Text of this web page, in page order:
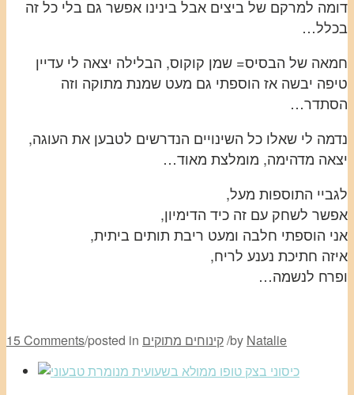
דומה למרקם של ביצים אבל בינינו אפשר גם בלי כל זה
בכלל…
חמאה של הבסיס= שמן קוקוס, הבלילה יצאה לי עדיין
טיפה יבשה אז הוספתי גם מעט שמנת מתוקה וזה
הסתדר…
נדמה לי שאלו כל השינויים הנדרשים לטבען את העוגה,
יצאה מדהימה, מומלצת מאוד…
לגביי התוספות מעל,
אפשר לשחק עם זה כיד הדימיון,
אני הוספתי חלבה ומעט ריבת תותים ביתית,
איזה חתיכת נענע לריח,
ופרח לנשמה…
15 Comments/posted in קינוחים מתוקים/by Natalie